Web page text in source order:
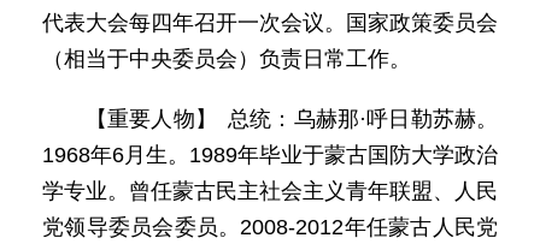
代表大会每四年召开一次会议。国家政策委员会
（相当于中央委员会）负责日常工作。
【重要人物】 总统：乌赫那·呼日勒苏赫。
1968年6月生。1989年毕业于蒙古国防大学政治
学专业。曾任蒙古民主社会主义青年联盟、人民
党领导委员会委员。2008-2012年任蒙古人民党